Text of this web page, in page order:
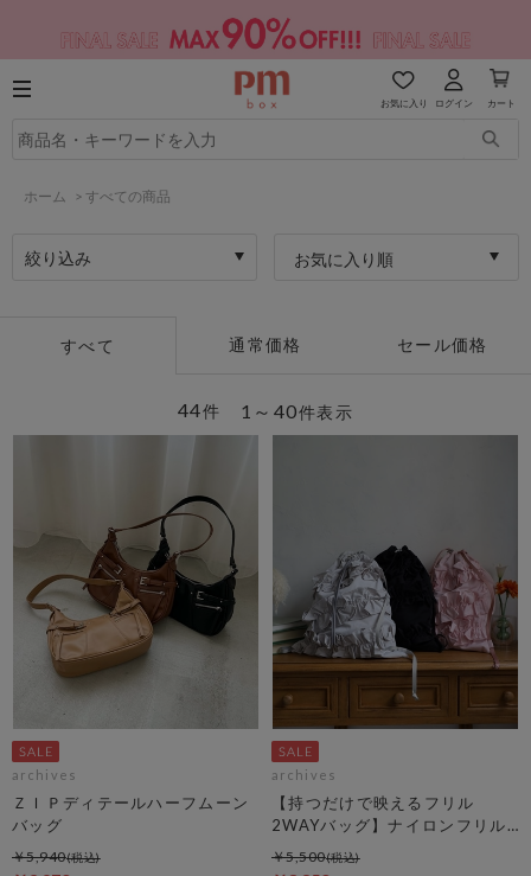
お気に入り ログイン カート
ホーム > すべての商品
絞り込み お気に入り順
すべて 通常価格 セール価格
1～40件表示
44件
archives
ＺＩＰディテールハーフムーン
バッグ
￥5,940
archives
【持つだけで映えるフリル
2WAYバッグ】ナイロンフリル
２ＷＡＹバッグ
￥5,500